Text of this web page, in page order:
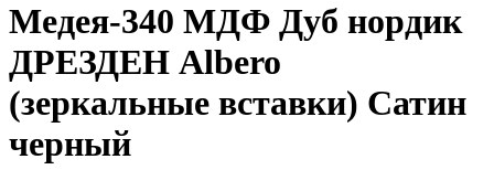
Медея-340 МДФ Дуб нордик
ДРЕЗДЕН Albero
(зеркальные вставки) Сатин
черный